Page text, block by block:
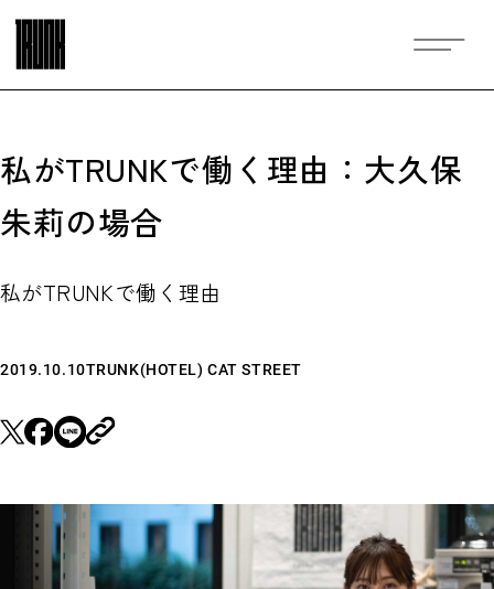
私がTRUNKで働く理由：大久保
朱莉の場合
私がTRUNKで働く理由
2019.10.10TRUNK(HOTEL) CAT STREET